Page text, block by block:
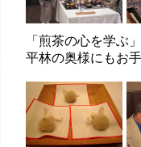
「煎茶の心を学ぶ
平林の奥様にもお